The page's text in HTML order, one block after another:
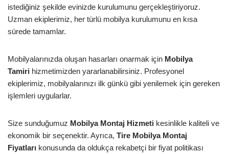
istediğiniz şekilde evinizde kurulumunu gerçekleştiriyoruz.
Uzman ekiplerimiz, her türlü mobilya kurulumunu en kısa
sürede tamamlar.
Mobilyalarınızda oluşan hasarları onarmak için Mobilya
Tamiri hizmetimizden yararlanabilirsiniz. Profesyonel
ekiplerimiz, mobilyalarınızı ilk günkü gibi yenilemek için gereken
işlemleri uygularlar.
Size sunduğumuz Mobilya Montaj Hizmeti kesinlikle kaliteli ve
ekonomik bir seçenektir. Ayrıca, Tire Mobilya Montaj
Fiyatları konusunda da oldukça rekabetçi bir fiyat politikası